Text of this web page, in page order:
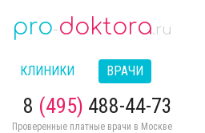
pro-doktora.ru
КЛИНИКИ ВРАЧИ
8 (495) 488-44-73
Проверенные платные врачи в Москве